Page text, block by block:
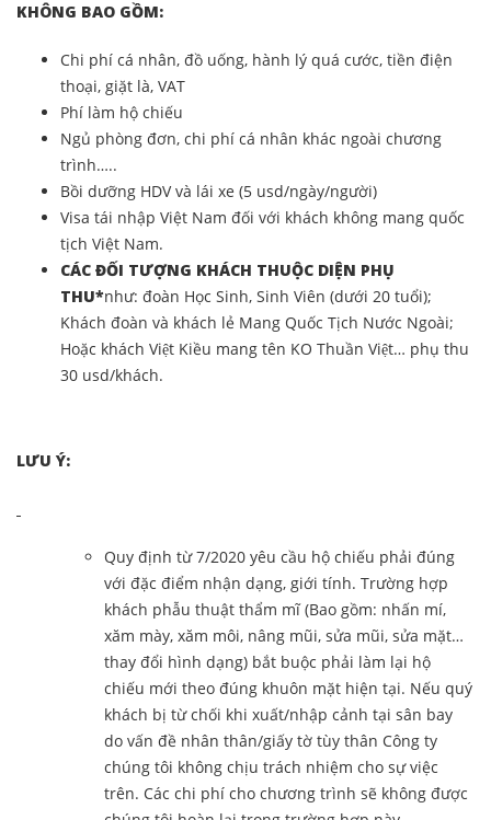
KHÔNG BAO GỒM:
Chi phí cá nhân, đồ uống, hành lý quá cước, tiền điện
thoại, giặt là, VAT
Phí làm hộ chiếu
Ngủ phòng đơn, chi phí cá nhân khác ngoài chương
trình…..
Bồi dưỡng HDV và lái xe (5 usd/ngày/người)
Visa tái nhập Việt Nam đối với khách không mang quốc
tịch Việt Nam.
CÁC ĐỐI TƯỢNG KHÁCH THUỘC DIỆN PHỤ
THU*như: đoàn Học Sinh, Sinh Viên (dưới 20 tuổi);
Khách đoàn và khách lẻ Mang Quốc Tịch Nước Ngoài;
Hoặc khách Việt Kiều mang tên KO Thuần Việt… phụ thu
30 usd/khách.
LƯU Ý:
Quy định từ 7/2020 yêu cầu hộ chiếu phải đúng
với đặc điểm nhận dạng, giới tính. Trường hợp
khách phẫu thuật thẩm mĩ (Bao gồm: nhấn mí,
xăm mày, xăm môi, nâng mũi, sửa mũi, sửa mặt…
thay đổi hình dạng) bắt buộc phải làm lại hộ
chiếu mới theo đúng khuôn mặt hiện tại. Nếu quý
khách bị từ chối khi xuất/nhập cảnh tại sân bay
do vấn đề nhân thân/giấy tờ tùy thân Công ty
chúng tôi không chịu trách nhiệm cho sự việc
trên. Các chi phí cho chương trình sẽ không được